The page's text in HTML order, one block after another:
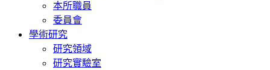
本所職員
委員會
學術研究
研究領域
研究實驗室